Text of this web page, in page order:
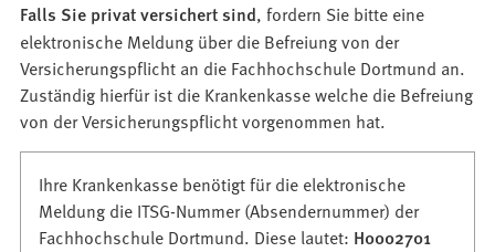
Falls Sie privat versichert sind, fordern Sie bitte eine
elektronische Meldung über die Befreiung von der
Versicherungspflicht an die Fachhochschule Dortmund an.
Zuständig hierfür ist die Krankenkasse welche die Befreiung
von der Versicherungspflicht vorgenommen hat.
Ihre Krankenkasse benötigt für die elektronische
Meldung die ITSG-Nummer (Absendernummer) der
Fachhochschule Dortmund. Diese lautet: H0002701